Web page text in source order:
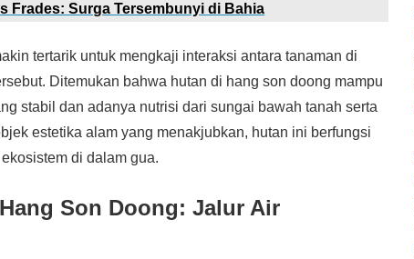
Frades: Surga Tersembunyi di Bahia
tertarik untuk mengkaji interaksi antara tanaman di
Ditemukan bahwa hutan di hang son doong mampu
stabil dan adanya nutrisi dari sungai bawah tanah serta
estetika alam yang menakjubkan, hutan ini berfungsi
di dalam gua.
Son Doong: Jalur Air